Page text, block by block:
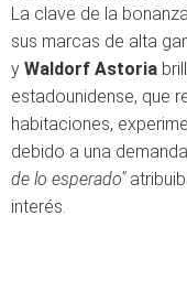
La clave de la
sus marcas de alta
y Waldorf Astoria
estadounidense, que
habitaciones,
debido a una
de lo esperado"
interés.